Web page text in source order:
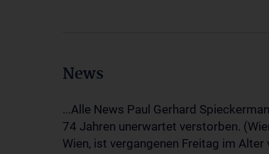
News
...Alle News Paul Gerhard
74 Jahren unerwartet verstorben.
Wien, ist vergangenen Freitag im